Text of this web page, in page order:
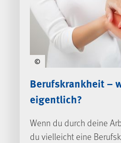
©
Berufskrankheit –
eigentlich?
Wenn du durch deine
du vielleicht eine